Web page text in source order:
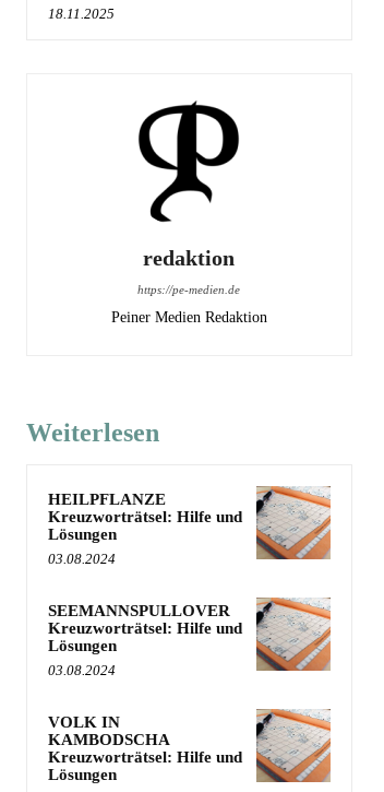
18.11.2025
redaktion
https://pe-medien.de
Peiner Medien Redaktion
Weiterlesen
HEILPFLANZE
Kreuzworträtsel: Hilfe und
Lösungen
03.08.2024
SEEMANNSPULLOVER
Kreuzworträtsel: Hilfe und
Lösungen
03.08.2024
VOLK IN
KAMBODSCHA
Kreuzworträtsel: Hilfe und
Lösungen